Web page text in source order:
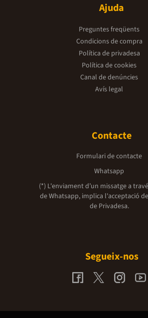
Ajuda
Preguntes freqüents
Condicions de compra
Política de privadesa
Política de cookies
Canal de denúncies
Avís legal
Contacte
Formulari de contacte
Whatsapp
(*) L'enviament d’un missatge a
de Whatsapp, implica l'acceptació
de Privadesa.
Segueix-nos